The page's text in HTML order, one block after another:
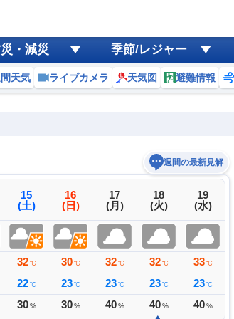
・減災 季節/レジャー
天気 ライブカメラ 天気図 避難情報
週間の最新見解
15
(土)
32℃
22℃
30%
16
(日)
30℃
23℃
30%
17
(月)
32 ℃
23 ℃
40 %
18
(火)
32 ℃
23 ℃
40 %
19
(水)
33 ℃
23 ℃
40 %